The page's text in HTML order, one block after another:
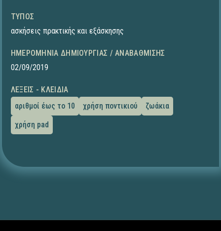
ΤΎΠΟΣ
ασκήσεις πρακτικής και εξάσκησης
ΗΜΕΡΟΜΗΝΊΑ ΔΗΜΙΟΥΡΓΊΑΣ / ΑΝΑΒΆΘΜΙΣΗΣ
02/09/2019
ΛΈΞΕΙΣ - ΚΛΕΙΔΙΆ
αριθμοί έως το 10
χρήση ποντικιού
ζωάκια
χρήση pad